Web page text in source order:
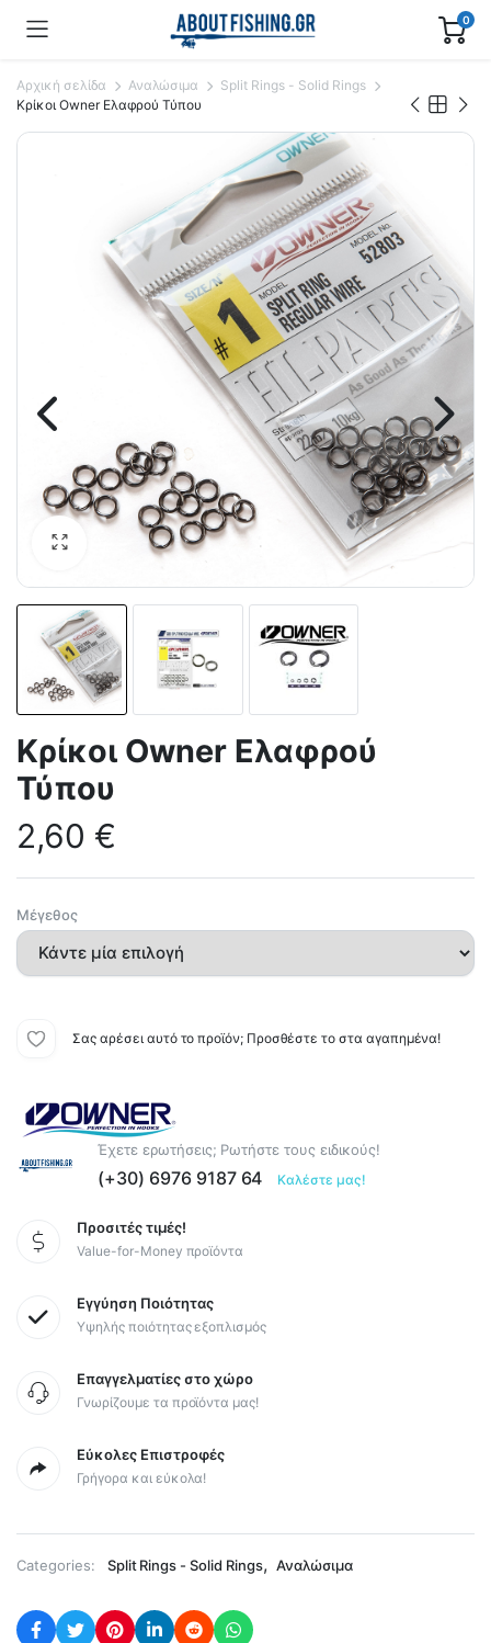
0
Αρχική σελίδα Αναλώσιμα
Split Rings - Solid Rings
Κρίκοι Owner Ελαφρού Τύπου
Κρίκοι Owner Ελαφρού
Τύπου
2,60 €
Μέγεθος
Σας αρέσει αυτό το προϊόν; Προσθέστε το στα αγαπημένα!
Έχετε ερωτήσεις; Ρωτήστε τους ειδικούς!
(+30) 6976 9187 64 Καλέστε μας!
Προσιτές τιμές!
Value-for-Money προϊόντα
Εγγύηση Ποιότητας
Υψηλής ποιότητας εξοπλισμός
Επαγγελματίες στο χώρο
Γνωρίζουμε τα προϊόντα μας!
Εύκολες Επιστροφές
Γρήγορα και εύκολα!
Categories: Split Rings - Solid Rings, Αναλώσιμα